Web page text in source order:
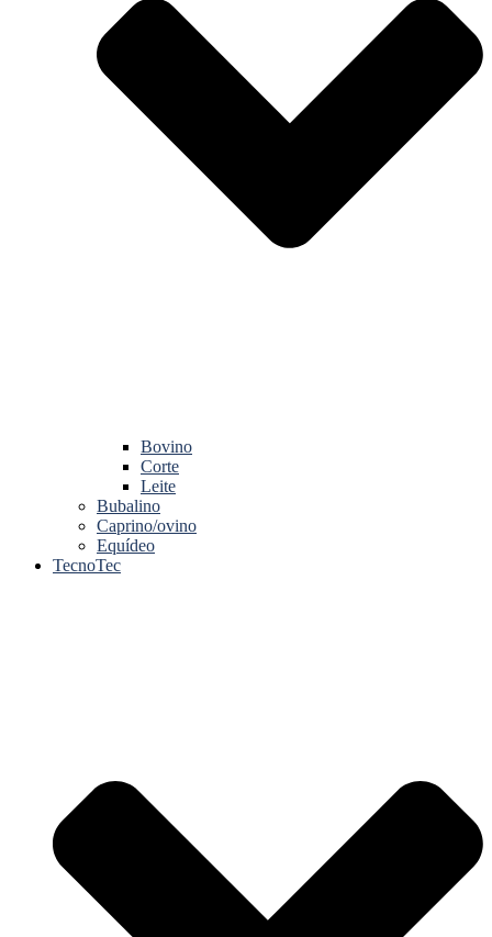
Bovino
Corte
Leite
Bubalino
Caprino/ovino
Equídeo
TecnoTec